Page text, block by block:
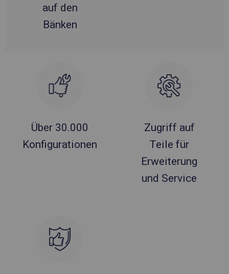
auf den
Bänken
Über 30.000
Konfigurationen
Zugriff auf
Teile für
Erweiterung
und Service